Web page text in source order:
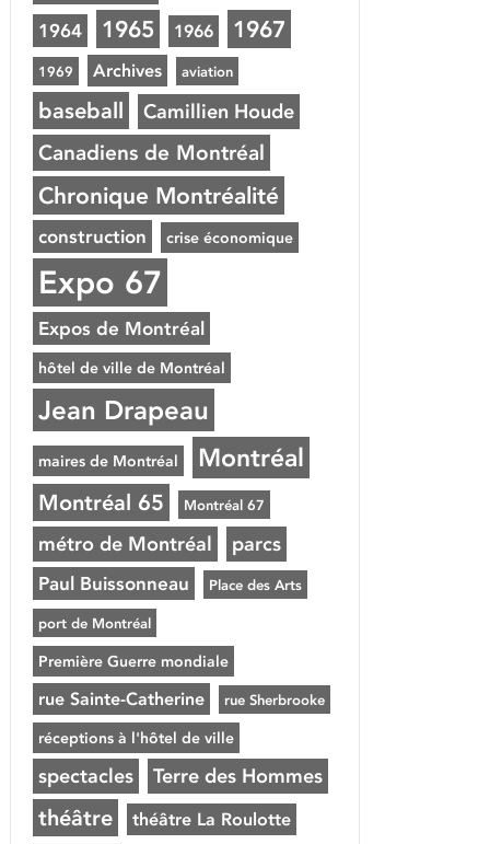
1964 1965 1966 1967
1969 Archives aviation
baseball Camillien Houde
Canadiens de Montréal
Chronique Montréalité
construction crise économique
Expo 67
Expos de Montréal
hôtel de ville de Montréal
Jean Drapeau
maires de Montréal Montréal
Montréal 65 Montréal 67
métro de Montréal parcs
Paul Buissonneau Place des Arts
port de Montréal
Première Guerre mondiale
rue Sainte-Catherine rue Sherbrooke
réceptions à l'hôtel de ville
spectacles Terre des Hommes
théâtre théâtre La Roulotte